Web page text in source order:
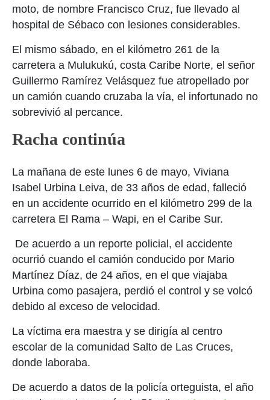
moto, de nombre Francisco Cruz, fue llevado al
hospital de Sébaco con lesiones considerables.
El mismo sábado, en el kilómetro 261 de la
carretera a Mulukukú, costa Caribe Norte, el señor
Guillermo Ramírez Velásquez fue atropellado por
un camión cuando cruzaba la vía, el infortunado no
sobrevivió al percance.
Racha continúa
La mañana de este lunes 6 de mayo, Viviana
Isabel Urbina Leiva, de 33 años de edad, falleció
en un accidente ocurrido en el kilómetro 299 de la
carretera El Rama – Wapi, en el Caribe Sur.
De acuerdo a un reporte policial, el accidente
ocurrió cuando el camión conducido por Mario
Martínez Díaz, de 24 años, en el que viajaba
Urbina como pasajera, perdió el control y se volcó
debido al exceso de velocidad.
La víctima era maestra y se dirigía al centro
escolar de la comunidad Salto de Las Cruces,
donde laboraba.
De acuerdo a datos de la policía orteguista, el año